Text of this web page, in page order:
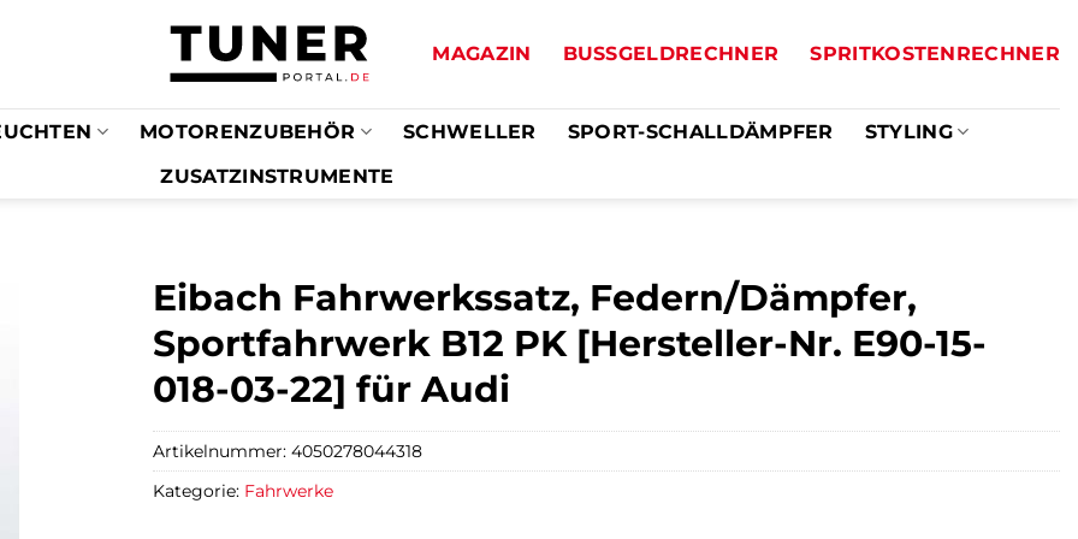
MAGAZIN BUSSGELDRECHNER SPRITKOSTENRECHNER
MOTORENZUBEHÖR SCHWELLER SPORT-SCHALLDÄMPFER
STYLING
ZUSATZINSTRUMENTE
Eibach Fahrwerkssatz, Federn/Dämpfer,
Sportfahrwerk B12 PK [Hersteller-Nr. E90-15-
018-03-22] für Audi
Artikelnummer: 4050278044318
Kategorie: Fahrwerke